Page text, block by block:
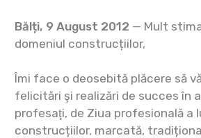
Bălți, 9 August 2012 — Mult
domeniul construcțiilor,
Îmi face o deosebită plăcere să
felicitări şi realizări de succes în
profesaţi, de Ziua profesională a
construcțiilor, marcată,